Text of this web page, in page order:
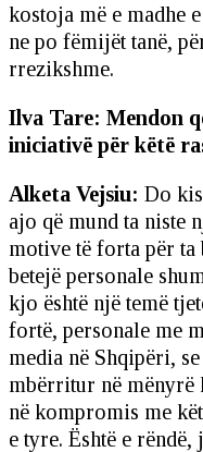
kostoja më e madhe
ne po fëmijët tanë,
rrezikshme.
Ilva Tare: Mendon
iniciativë për këtë
Alketa Vejsiu: Do
ajo që mund ta niste
motive të forta për ta
betejë personale
kjo është një temë
fortë, personale me
media në Shqipëri,
mbërritur në mënyrë
në kompromis me
e tyre. Është e